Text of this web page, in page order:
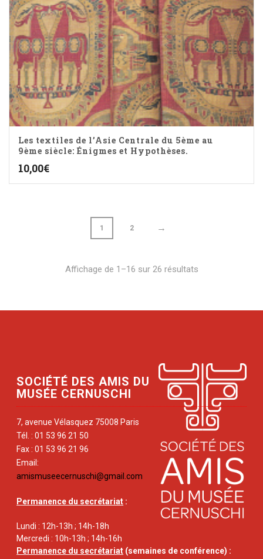
Les textiles de l’Asie Centrale du 5ème au
9ème siècle: Énigmes et Hypothèses.
10,00€
1 2 →
Affichage de 1–16 sur 26 résultats
SOCIÉTÉ DES AMIS DU
MUSÉE CERNUSCHI
7, avenue Vélasquez 75008 Paris
Tél. : 01 53 96 21 50
Fax : 01 53 96 21 96
Email:
amismuseecernuschi@gmail.com
Permanence du secrétariat :
Lundi : 12h-13h ; 14h-18h
Mercredi : 10h-13h ; 14h-16h
Permanence du secrétariat (semaines de conférence) :